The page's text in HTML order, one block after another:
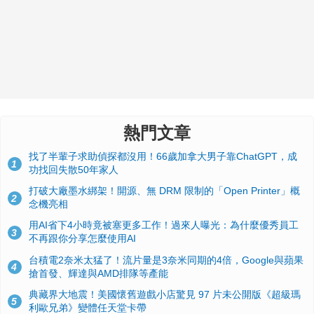
熱門文章
1
找了半輩子求助偵探都沒用！66歲加拿大男子靠ChatGPT，成
功找回失散50年家人
2
打破大廠墨水綁架！開源、無 DRM 限制的「Open Printer」概
念機亮相
3
用AI省下4小時竟被塞更多工作！過來人曝光：為什麼優秀員工
不再跟你分享怎麼使用AI
4
台積電2奈米太猛了！流片量是3奈米同期的4倍，Google與蘋果
搶首發、輝達與AMD排隊等產能
5
典藏界大地震！美國懷舊遊戲小店驚見 97 片未公開版《超級瑪
利歐兄弟》變體任天堂卡帶